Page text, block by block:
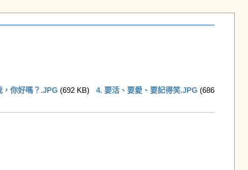
你好嗎？.JPG (692 KB) 4. 要活、要愛、要記得笑.JPG (686